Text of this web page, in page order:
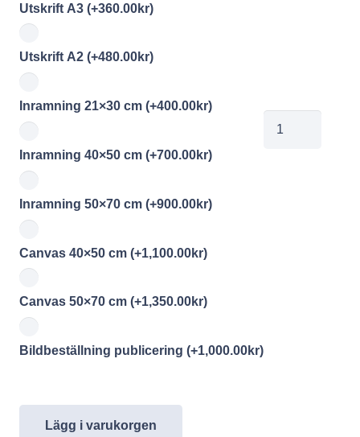
Utskrift A3 (+360.00kr)
Utskrift A2 (+480.00kr)
Inramning 21×30 cm (+400.00kr)
Inramning 40×50 cm (+700.00kr)
Inramning 50×70 cm (+900.00kr)
Canvas 40×50 cm (+1,100.00kr)
Canvas 50×70 cm (+1,350.00kr)
Bildbeställning publicering (+1,000.00kr)
Lägg i varukorgen